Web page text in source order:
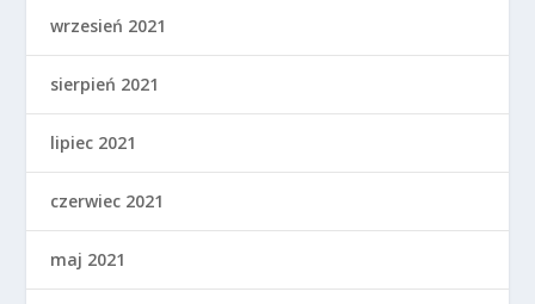
wrzesień 2021
sierpień 2021
lipiec 2021
czerwiec 2021
maj 2021